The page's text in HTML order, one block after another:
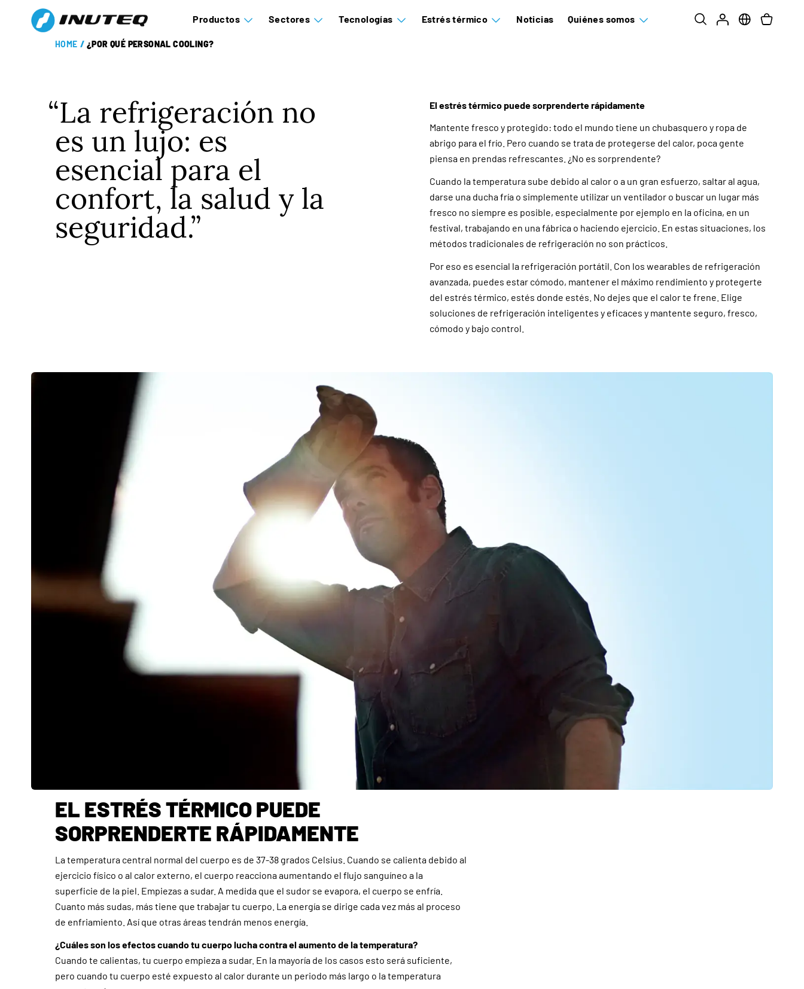
Productos Sectores Tecnologías Estrés térmico Noticias Quiénes somos
HOME / ¿POR QUÉ PERSONAL COOLING?
La refrigeración no
es un lujo: es
esencial para el
confort, la salud y la
seguridad.
El estrés térmico puede sorprenderte rápidamente
Mantente fresco y protegido: todo el mundo tiene un chubasquero y ropa de
abrigo para el frío. Pero cuando se trata de protegerse del calor, poca gente
piensa en prendas refrescantes. ¿No es sorprendente?
Cuando la temperatura sube debido al calor o a un gran esfuerzo, saltar al agua,
darse una ducha fría o simplemente utilizar un ventilador o buscar un lugar más
fresco no siempre es posible, especialmente por ejemplo en la oficina, en un
festival, trabajando en una fábrica o haciendo ejercicio. En estas situaciones, los
métodos tradicionales de refrigeración no son prácticos.
Por eso es esencial la refrigeración portátil. Con los wearables de refrigeración
avanzada, puedes estar cómodo, mantener el máximo rendimiento y protegerte
del estrés térmico, estés donde estés. No dejes que el calor te frene. Elige
soluciones de refrigeración inteligentes y eficaces y mantente seguro, fresco,
cómodo y bajo control.
EL ESTRÉS TÉRMICO PUEDE
SORPRENDERTE RÁPIDAMENTE
La temperatura central normal del cuerpo es de 37-38 grados Celsius. Cuando se calienta debido al
ejercicio físico o al calor externo, el cuerpo reacciona aumentando el flujo sanguíneo a la
superficie de la piel. Empiezas a sudar. A medida que el sudor se evapora, el cuerpo se enfría.
Cuanto más sudas, más tiene que trabajar tu cuerpo. La energía se dirige cada vez más al proceso
de enfriamiento. Así que otras áreas tendrán menos energía.
¿Cuáles son los efectos cuando tu cuerpo lucha contra el aumento de la temperatura?
Cuando te calientas, tu cuerpo empieza a sudar. En la mayoría de los casos esto será suficiente,
pero cuando tu cuerpo esté expuesto al calor durante un periodo más largo o la temperatura